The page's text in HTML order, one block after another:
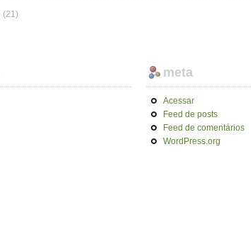
(21)
meta
Acessar
Feed de posts
Feed de comentários
WordPress.org